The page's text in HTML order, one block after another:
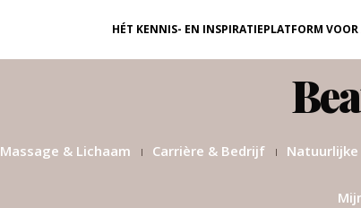
HÉT KENNIS- EN INSPIRATIEPLATFORM
Massage & Lichaam Carrière & Bedrijf